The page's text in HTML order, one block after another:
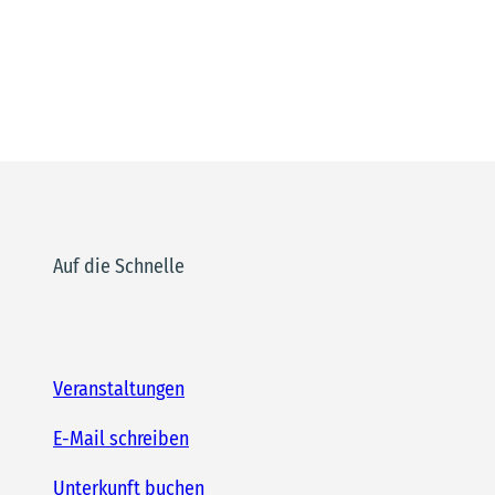
Auf die Schnelle
Veranstaltungen
E-Mail schreiben
Unterkunft buchen